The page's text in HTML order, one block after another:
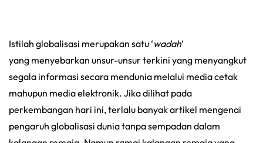
Istilah globalisasi merupakan satu ‘wadah’
yang menyebarkan unsur-unsur terkini yang menyangkut
segala informasi secara mendunia melalui media cetak
mahupun media elektronik. Jika dilihat pada
perkembangan hari ini, terlalu banyak artikel mengenai
pengaruh globalisasi dunia tanpa sempadan dalam